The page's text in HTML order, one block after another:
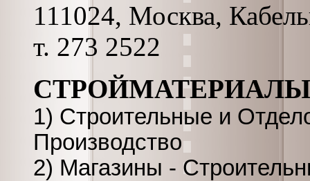
111024, Москва,
т. 273 2522
1) Строительные и
Производство
2) Магазины -